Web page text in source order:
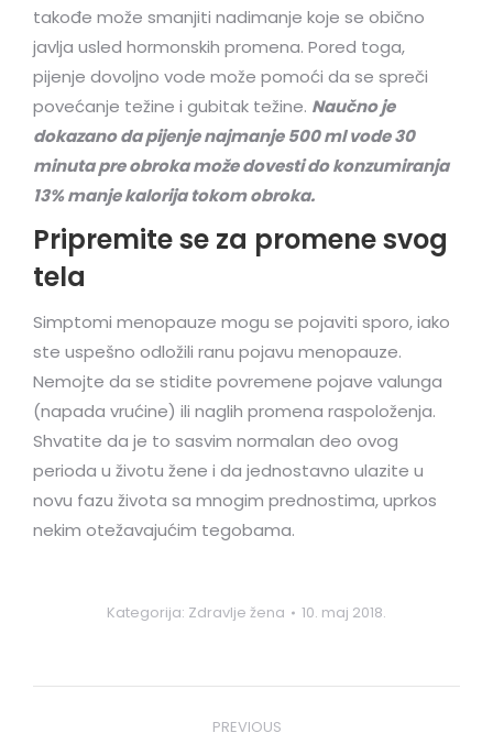
takođe može smanjiti nadimanje koje se obično
javlja usled hormonskih promena. Pored toga,
pijenje dovoljno vode može pomoći da se spreči
povećanje težine i gubitak težine. Naučno je
dokazano da pijenje najmanje 500 ml vode 30
minuta pre obroka može dovesti do konzumiranja
13% manje kalorija tokom obroka.
Pripremite se za promene svog
tela
Simptomi menopauze mogu se pojaviti sporo, iako
ste uspešno odložili ranu pojavu menopauze.
Nemojte da se stidite povremene pojave valunga
(napada vrućine) ili naglih promena raspoloženja.
Shvatite da je to sasvim normalan deo ovog
perioda u životu žene i da jednostavno ulazite u
novu fazu života sa mnogim prednostima, uprkos
nekim otežavajućim tegobama.
Kategorija: Zdravlje žena 10. maj 2018.
PREVIOUS